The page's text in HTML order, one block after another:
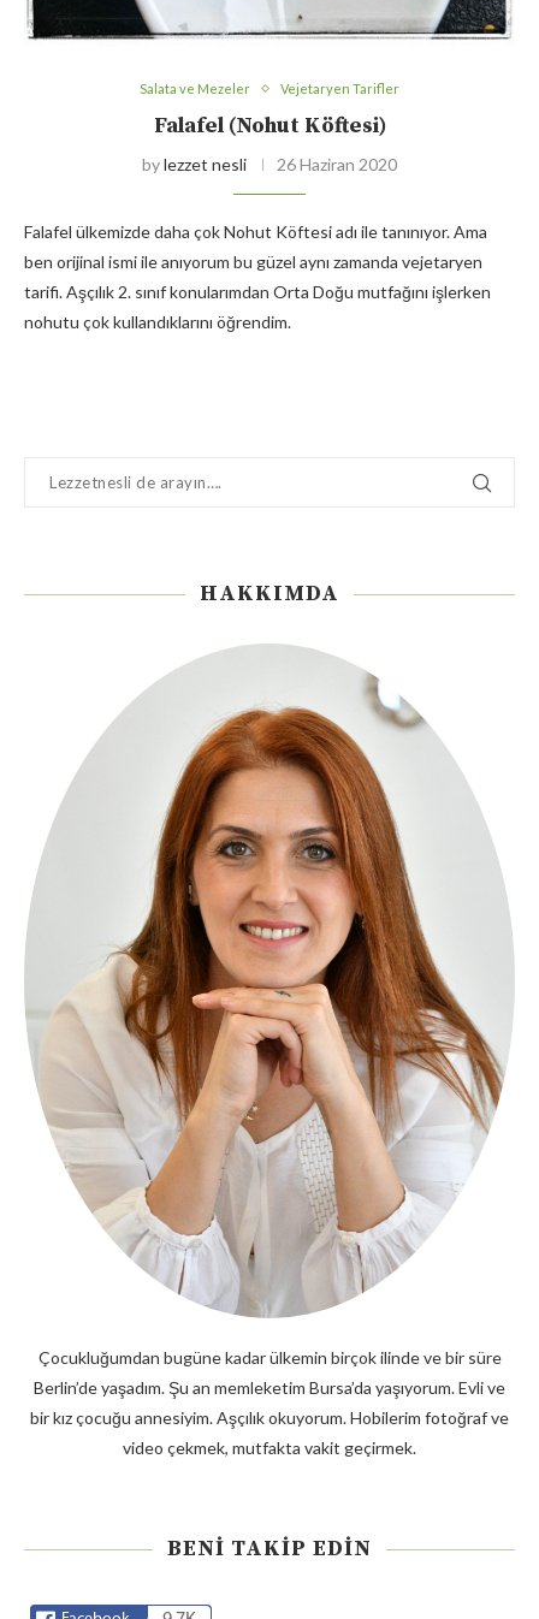
Salata ve Mezeler Vejetaryen Tarifler
Falafel (Nohut Köftesi)
bylezzet nesli 26 Haziran 2020
Falafel ülkemizde daha çok Nohut Köftesi adı ile tanınıyor. Ama
ben orijinal ismi ile anıyorum bu güzel aynı zamanda vejetaryen
tarifi. Aşçılık 2. sınıf konularımdan Orta Doğu mutfağını işlerken
nohutu çok kullandıklarını öğrendim.
HAKKIMDA
Çocukluğumdan bugüne kadar ülkemin birçok ilinde ve bir süre
Berlin’de yaşadım. Şu an memleketim Bursa’da yaşıyorum. Evli ve
bir kız çocuğu annesiyim. Aşçılık okuyorum. Hobilerim fotoğraf ve
video çekmek, mutfakta vakit geçirmek.
BENI TAKIP EDIN